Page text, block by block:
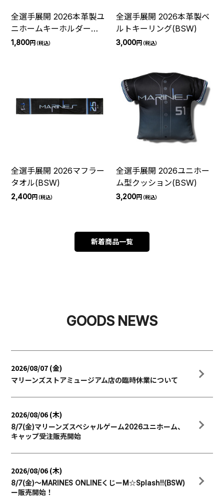
全選手展開 2026本革製ユ
ニホームキーホルダー
(BSW)
1,800円（税込）
全選手展開 2026本革製ベ
ルトキーリング(BSW)
3,000円（税込）
全選手展開 2026マフラー
タオル(BSW)
2,400円（税込）
全選手展開 2026ユニホー
ム型クッション(BSW)
3,200円（税込）
新着商品一覧
GOODS NEWS
2026/08/07 (金)
マリーンズストアミュージアム店の臨時休業について
2026/08/06 (木)
8/7(金)マリーンズスペシャルゲーム2026ユニホーム、
キャップ受注販売開始
2026/08/06 (木)
8/7(金)～MARINES ONLINEくじーM☆Splash!!(BSW)
ー販売開始！